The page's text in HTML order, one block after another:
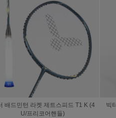
빅터 라켓 아우라스피드 100X 울트라
(4U/프리코어핸들)